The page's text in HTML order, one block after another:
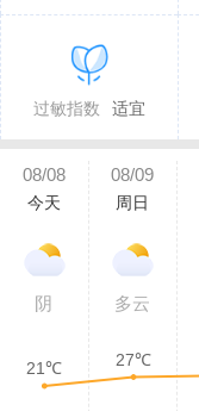
过敏指数 适宜
08/08
今天
阴
08/09
周日
多云
21℃ 27℃